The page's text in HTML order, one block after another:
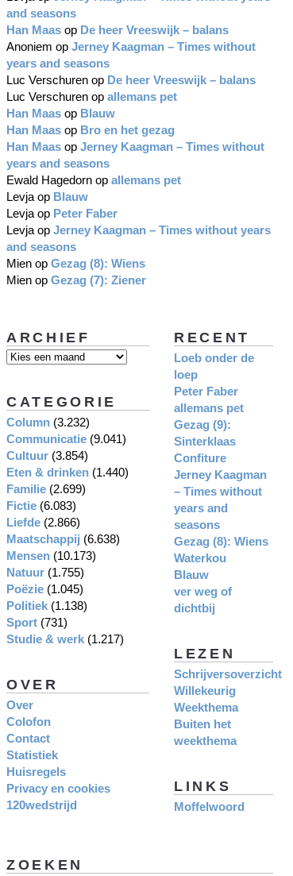
and seasons
Han Maas op De heer Vreeswijk – balans
Anoniem op Jerney Kaagman – Times without
years and seasons
Luc Verschuren op De heer Vreeswijk – balans
Luc Verschuren op allemans pet
Han Maas op Blauw
Han Maas op Bro en het gezag
Han Maas op Jerney Kaagman – Times without
years and seasons
Ewald Hagedorn op allemans pet
Levja op Blauw
Levja op Peter Faber
Levja op Jerney Kaagman – Times without years
and seasons
Mien op Gezag (8): Wiens
Mien op Gezag (7): Ziener
RECENT
Loeb onder de
loep
Peter Faber
allemans pet
Gezag (9):
Sinterklaas
Confiture
Jerney Kaagman
– Times without
years and
seasons
Gezag (8): Wiens
Waterkou
Blauw
ver weg of
dichtbij
LEZEN
Schrijversoverzicht
Willekeurig
Weekthema
Buiten het
weekthema
LINKS
Moffelwoord
ARCHIEF
CATEGORIE
Column (3.232)
Communicatie (9.041)
Cultuur (3.854)
Eten & drinken (1.440)
Familie (2.699)
Fictie (6.083)
Liefde (2.866)
Maatschappij (6.638)
Mensen (10.173)
Natuur (1.755)
Poëzie (1.045)
Politiek (1.138)
Sport (731)
Studie & werk (1.217)
OVER
Over
Colofon
Contact
Statistiek
Huisregels
Privacy en cookies
120wedstrijd
ZOEKEN